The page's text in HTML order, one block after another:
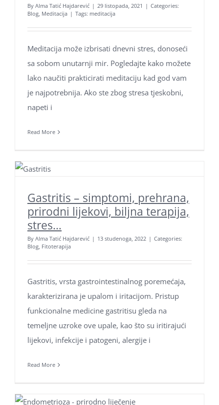
By Alma Tatić Hajdarević | 29 listopada, 2021 | Categories:
Blog, Meditacija | Tags: meditacija
Meditacija može izbrisati dnevni stres, donoseći
sa sobom unutarnji mir. Pogledajte kako možete
lako naučiti prakticirati meditaciju kad god vam
je najpotrebnija. Ako ste zbog stresa tjeskobni,
napeti i
Read More
Gastritis – simptomi, prehrana,
prirodni lijekovi, biljna terapija,
stres…
By Alma Tatić Hajdarević | 13 studenoga, 2022 | Categories:
Blog, Fitoterapija
Gastritis, vrsta gastrointestinalnog poremećaja,
karakterizirana je upalom i iritacijom. Pristup
funkcionalne medicine gastritisu gleda na
temeljne uzroke ove upale, kao što su iritirajući
lijekovi, infekcije i patogeni, alergije i
Read More